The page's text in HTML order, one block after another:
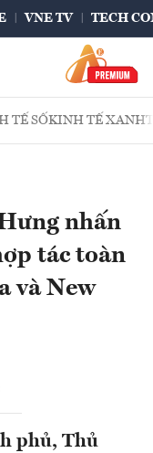
VNE TV TECH
TẾ SỐKINH TẾ XANH
nhấn
tác toàn
và New
phủ, Thủ